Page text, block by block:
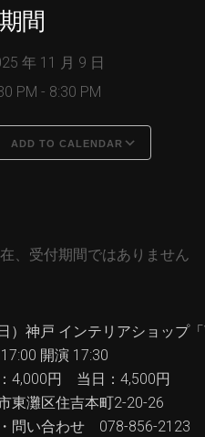
間
年 11 月 9 日
PM - 8:30 PM
ADD TO CALENDAR
、受付期間ではありません
）神戸 インテリアショップ
17:00 開演 17:30
4,000円 当日：4,500円
東灘区住吉本町2-20-26
・問い合わせ 078-856-2123